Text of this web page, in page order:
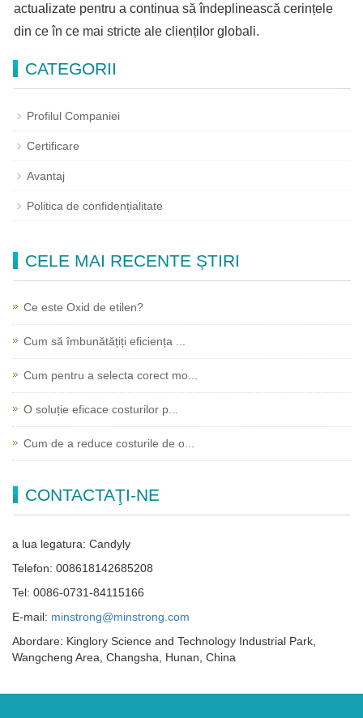
actualizate pentru a continua să îndeplinească cerințele
din ce în ce mai stricte ale clienților globali.
CATEGORII
Profilul Companiei
Certificare
Avantaj
Politica de confidențialitate
CELE MAI RECENTE ȘTIRI
Ce este Oxid de etilen?
Cum să îmbunătățiți eficiența ...
Cum pentru a selecta corect mo...
O soluție eficace costurilor p...
Cum de a reduce costurile de o...
CONTACTAŢI-NE
a lua legatura: Candyly
Telefon: 008618142685208
Tel: 0086-0731-84115166
E-mail: minstrong@minstrong.com
Abordare: Kinglory Science and Technology Industrial Park,
Wangcheng Area, Changsha, Hunan, China